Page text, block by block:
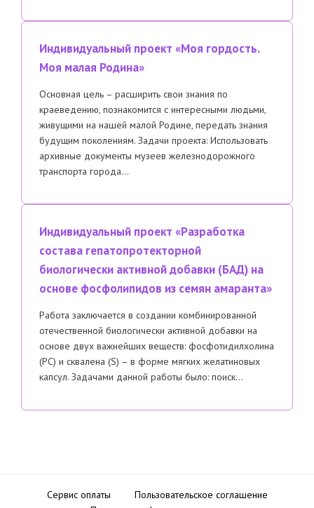
Индивидуальный проект «Моя гордость.
Моя малая Родина»
Основная цель – расширить свои знания по
краеведению, познакомится с интересными людьми,
живущими на нашей малой Родине, передать знания
будущим поколениям. Задачи проекта: Использовать
архивные документы музеев железнодорожного
транспорта города…
Индивидуальный проект «Разработка
состава гепатопротекторной
биологически активной добавки (БАД) на
основе фосфолипидов из семян амаранта»
Работа заключается в создании комбинированной
отечественной биологически активной добавки на
основе двух важнейших веществ: фосфотидилхолина
(РС) и сквалена (S) – в форме мягких желатиновых
капсул. Задачами данной работы было: поиск…
Сервис оплаты
Пользовательское соглашение